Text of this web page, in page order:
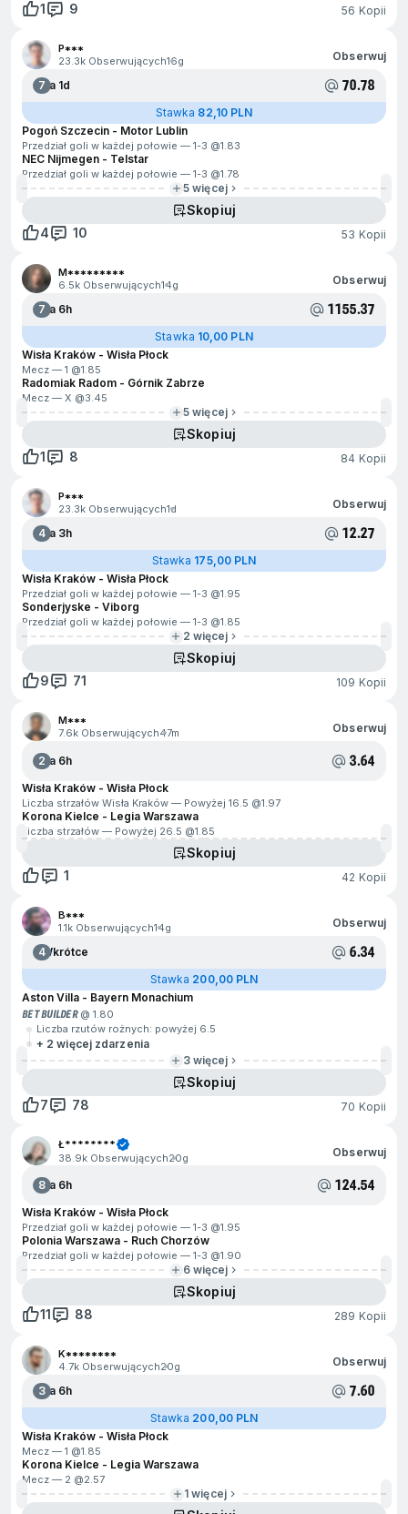
1
9 56 Kopii
P***
23.3k Obserwujących16g Obserwuj
7Za 1d 70.78
Stawka 82,10 PLN
Pogoń Szczecin - Motor Lublin
Przedział goli w każdej połowie — 1-3 @1.83
NEC Nijmegen - Telstar
Przedział goli w każdej połowie — 1-3 @1.78
5 więcej
Skopiuj
4
10 53 Kopii
M*********
6.5k Obserwujących14g Obserwuj
7Za 6h 1155.37
Stawka 10,00 PLN
Wisła Kraków - Wisła Płock
Mecz — 1 @1.85
Radomiak Radom - Górnik Zabrze
Mecz — X @3.45
5 więcej
Skopiuj
1
8 84 Kopii
P***
23.3k Obserwujących1d Obserwuj
4Za 3h 12.27
Stawka 175,00 PLN
Wisła Kraków - Wisła Płock
Przedział goli w każdej połowie — 1-3 @1.95
Sonderjyske - Viborg
Przedział goli w każdej połowie — 1-3 @1.85
2 więcej
Skopiuj
9
71 109 Kopii
M***
7.6k Obserwujących47m Obserwuj
2Za 6h 3.64
Wisła Kraków - Wisła Płock
Liczba strzałów Wisła Kraków — Powyżej 16.5 @1.97
Korona Kielce - Legia Warszawa
Liczba strzałów — Powyżej 26.5 @1.85
Skopiuj
1
42 Kopii
B***
1.1k Obserwujących14g Obserwuj
4Wkrótce 6.34
Stawka 200,00 PLN
Aston Villa - Bayern Monachium
BET BUILDER@ 1.80
Liczba rzutów rożnych: powyżej 6.5
+ 2 więcej zdarzenia
3 więcej
Skopiuj
7
78 70 Kopii
Ł********
38.9k Obserwujących20g Obserwuj
8Za 6h 124.54
Wisła Kraków - Wisła Płock
Przedział goli w każdej połowie — 1-3 @1.95
Polonia Warszawa - Ruch Chorzów
Przedział goli w każdej połowie — 1-3 @1.90
6 więcej
Skopiuj
11
88 289 Kopii
K********
4.7k Obserwujących20g Obserwuj
3Za 6h 7.60
Stawka 200,00 PLN
Wisła Kraków - Wisła Płock
Mecz — 1 @1.85
Korona Kielce - Legia Warszawa
Mecz — 2 @2.57
1 więcej